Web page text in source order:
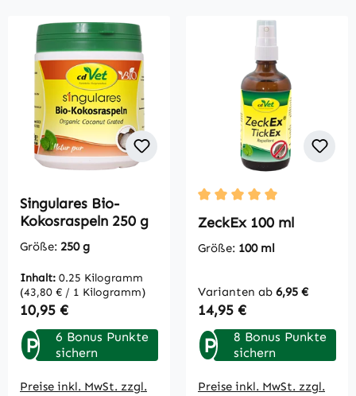
Singulares Bio-
Kokosraspeln 250 g
Größe: 250 g
Inhalt: 0.25 Kilogramm
(43,80 € / 1 Kilogramm)
Regulärer Preis:
10,95 €
P
6 Bonus Punkte
sichern
Preise inkl. MwSt. zzgl.
Durchschnittliche
ZeckEx 100 ml
Größe: 100 ml
Varianten ab 6,95 €
Regulärer Preis:
14,95 €
P
8 Bonus Punkte
sichern
Preise inkl. MwSt. zzgl.